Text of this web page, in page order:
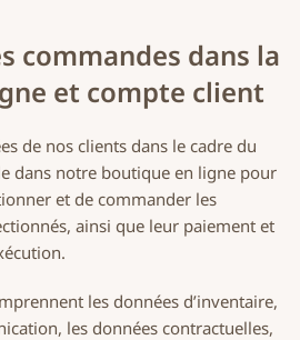
commandes dans la
et compte client
de nos clients dans le cadre du
dans notre boutique en ligne pour
et de commander les
ainsi que leur paiement et
les données d’inventaire,
les données contractuelles,